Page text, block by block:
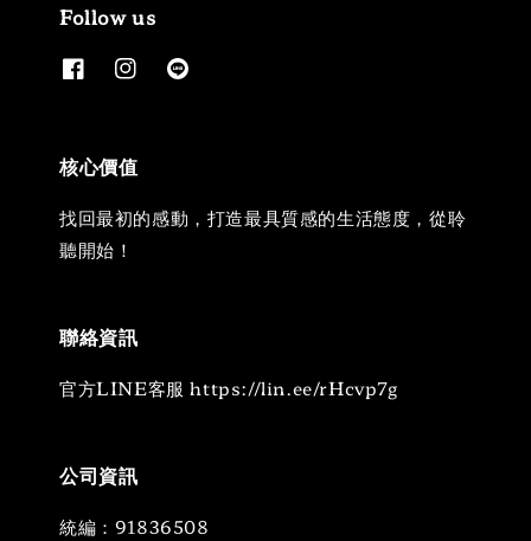
Follow us
核心價值
找回最初的感動，打造最具質感的生活態度，從聆
聽開始！
聯絡資訊
官方LINE客服 https://lin.ee/rHcvp7g
公司資訊
統編：91836508